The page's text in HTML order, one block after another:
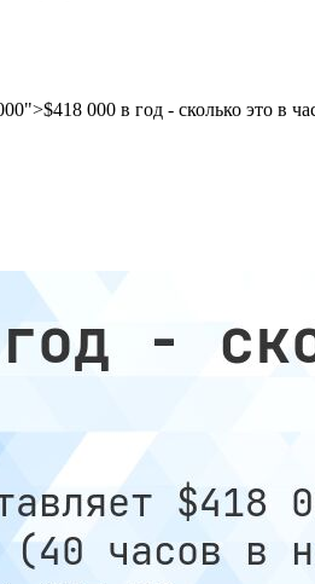
000 в год - сколько это в